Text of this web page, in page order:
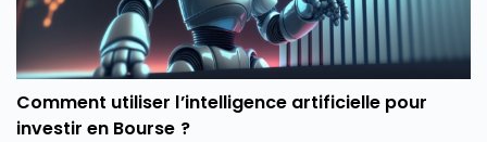
elle encore se poursuivre ou faut-il s’attendre à une
phase de consolidation ?
Comment utiliser l’intelligence artificielle pour
investir en Bourse ?